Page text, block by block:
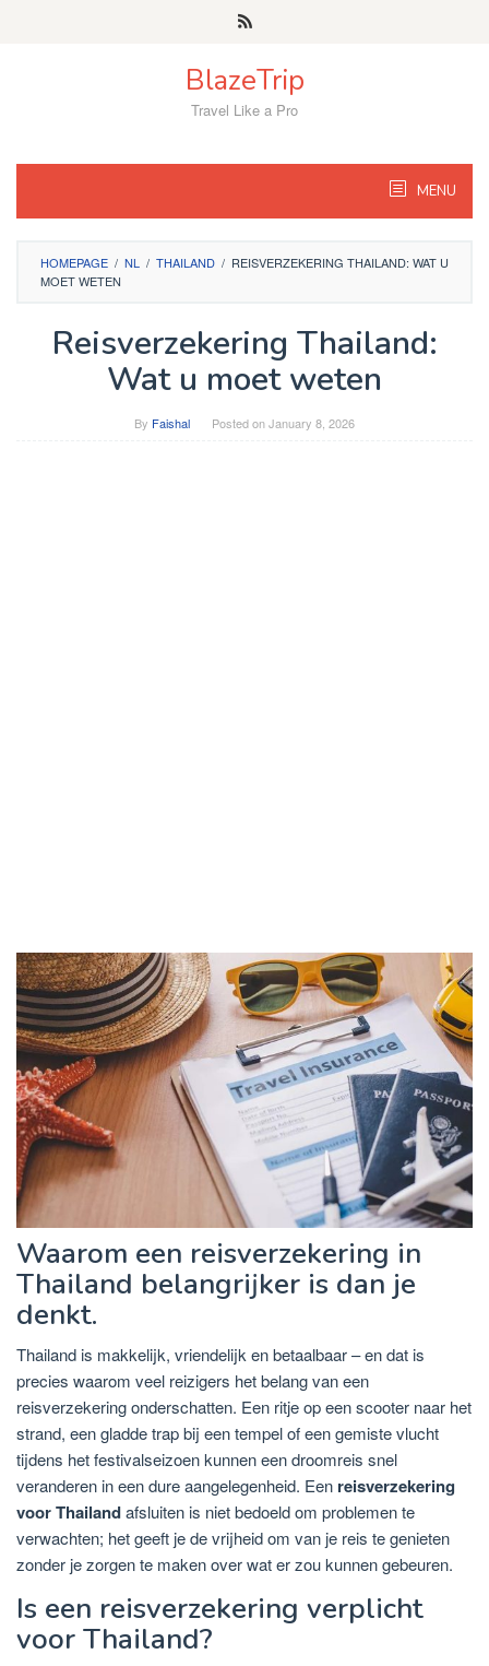
BlazeTrip
Travel Like a Pro
MENU
HOMEPAGE / NL / THAILAND / REISVERZEKERING THAILAND: WAT U
MOET WETEN
Reisverzekering Thailand:
Wat u moet weten
By Faishal Posted onJanuary 8, 2026
Waarom een ​​reisverzekering in
Thailand belangrijker is dan je
denkt.
Thailand is makkelijk, vriendelijk en betaalbaar – en dat is
precies waarom veel reizigers het belang van een
reisverzekering onderschatten. Een ritje op een scooter naar het
strand, een gladde trap bij een tempel of een gemiste vlucht
tijdens het festivalseizoen kunnen een droomreis snel
veranderen in een dure aangelegenheid. Een reisverzekering
voor Thailandafsluiten is niet bedoeld om problemen te
verwachten; het geeft je de vrijheid om van je reis te genieten
zonder je zorgen te maken over wat er zou kunnen gebeuren.
Is een reisverzekering verplicht
voor Thailand?